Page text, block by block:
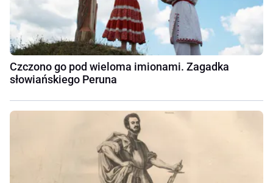
Czczono go pod wieloma imionami. Zagadka
słowiańskiego Peruna